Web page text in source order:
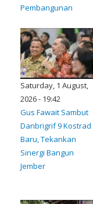
Pembangunan
Saturday, 1 August,
2026 - 19:42
Gus Fawait Sambut
Danbrigrif 9 Kostrad
Baru, Tekankan
Sinergi Bangun
Jember